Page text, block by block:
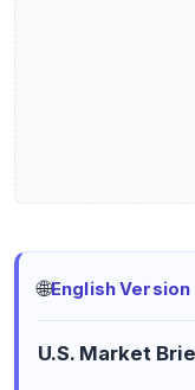
🌐English Version
U.S. Market